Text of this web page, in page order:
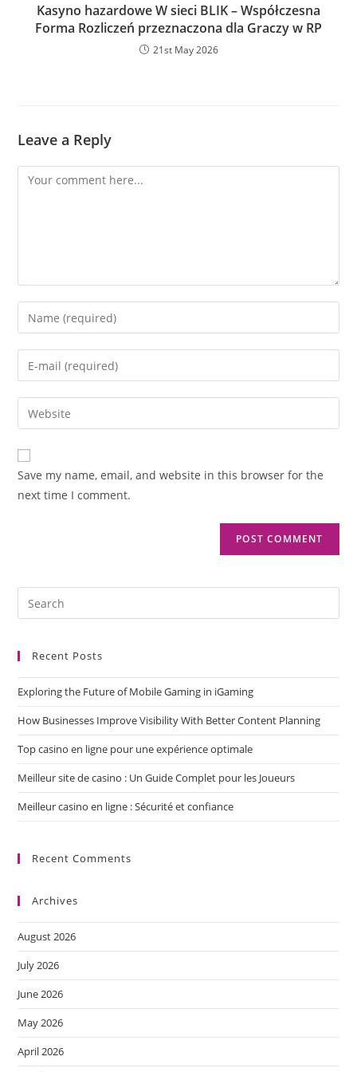
Kasyno hazardowe W sieci BLIK – Współczesna
Forma Rozliczeń przeznaczona dla Graczy w RP
21st May 2026
Leave a Reply
Save my name, email, and website in this browser for the
next time I comment.
Recent Posts
Exploring the Future of Mobile Gaming in iGaming
How Businesses Improve Visibility With Better Content Planning
Top casino en ligne pour une expérience optimale
Meilleur site de casino : Un Guide Complet pour les Joueurs
Meilleur casino en ligne : Sécurité et confiance
Recent Comments
Archives
August 2026
July 2026
June 2026
May 2026
April 2026